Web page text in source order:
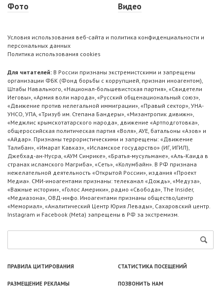
Фото
Видео
Условия использования веб-сайта и политика конфиденциальности и
персональных данных
Политика использования cookies
Для читателей: В России признаны экстремистскими и запрещены
организации ФБК (Фонд борьбы с коррупцией, признан иноагентом),
Штабы Навального, «Национал-большевистская партия», «Свидетели
Иеговы», «Армия воли народа», «Русский общенациональный союз»,
«Движение против нелегальной иммиграции», «Правый сектор», УНА-
УНСО, УПА, «Тризуб им. Степана Бандеры», «Мизантропик дивижн»,
«Меджлис крымскотатарского народа», движение «Артподготовка»,
общероссийская политическая партия «Воля», АУЕ, батальоны «Азов» и
«Айдар». Признаны террористическими и запрещены: «Движение
Талибан», «Имарат Кавказ», «Исламское государство» (ИГ, ИГИЛ),
Джебхад-ан-Нусра, «АУМ Синрике», «Братья-мусульмане», «Аль-Каида в
странах исламского Магриба», «Сеть», «Колумбайн». В РФ признана
нежелательной деятельность «Открытой России», издания «Проект
Медиа». СМИ-иноагентами признаны: телеканал «Дождь», «Медуза»,
«Важные истории», «Голос Америки», радио «Свобода», The Insider,
«Медиазона», ОВД-инфо. Иноагентами признаны общество/центр
«Мемориал», «Аналитический Центр Юрия Левады», Сахаровский центр.
Instagram и Facebook (Metа) запрещены в РФ за экстремизм.
ПРАВИЛА ЦИТИРОВАНИЯ СТАТИСТИКА ПОСЕЩЕНИЙ
РАЗМЕЩЕНИЕ РЕКЛАМЫ ПОЗВОНИТЬ НАМ